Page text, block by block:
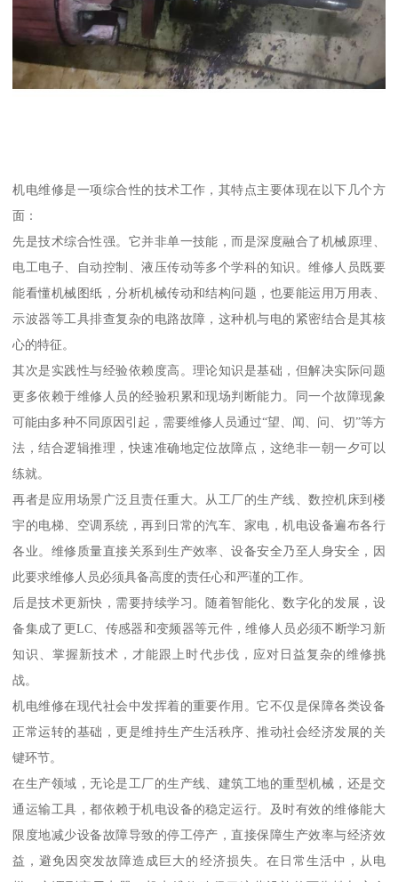
机电维修是一项综合性的技术工作，其特点主要体现在以下几个方
面：
先是技术综合性强。它并非单一技能，而是深度融合了机械原理、
电工电子、自动控制、液压传动等多个学科的知识。维修人员既要
能看懂机械图纸，分析机械传动和结构问题，也要能运用万用表、
示波器等工具排查复杂的电路故障，这种机与电的紧密结合是其核
心的特征。
其次是实践性与经验依赖度高。理论知识是基础，但解决实际问题
更多依赖于维修人员的经验积累和现场判断能力。同一个故障现象
可能由多种不同原因引起，需要维修人员通过“望、闻、问、切”等方
法，结合逻辑推理，快速准确地定位故障点，这绝非一朝一夕可以
练就。
再者是应用场景广泛且责任重大。从工厂的生产线、数控机床到楼
宇的电梯、空调系统，再到日常的汽车、家电，机电设备遍布各行
各业。维修质量直接关系到生产效率、设备安全乃至人身安全，因
此要求维修人员必须具备高度的责任心和严谨的工作。
后是技术更新快，需要持续学习。随着智能化、数字化的发展，设
备集成了更LC、传感器和变频器等元件，维修人员必须不断学习新
知识、掌握新技术，才能跟上时代步伐，应对日益复杂的维修挑
战。
机电维修在现代社会中发挥着的重要作用。它不仅是保障各类设备
正常运转的基础，更是维持生产生活秩序、推动社会经济发展的关
键环节。
在生产领域，无论是工厂的生产线、建筑工地的重型机械，还是交
通运输工具，都依赖于机电设备的稳定运行。及时有效的维修能大
限度地减少设备故障导致的停工停产，直接保障生产效率与经济效
益，避免因突发故障造成巨大的经济损失。在日常生活中，从电